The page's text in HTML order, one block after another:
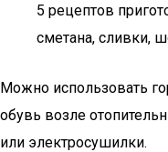
5 рецептов
сметана, сливки,
Можно использовать
обувь возле
или электросушилки.